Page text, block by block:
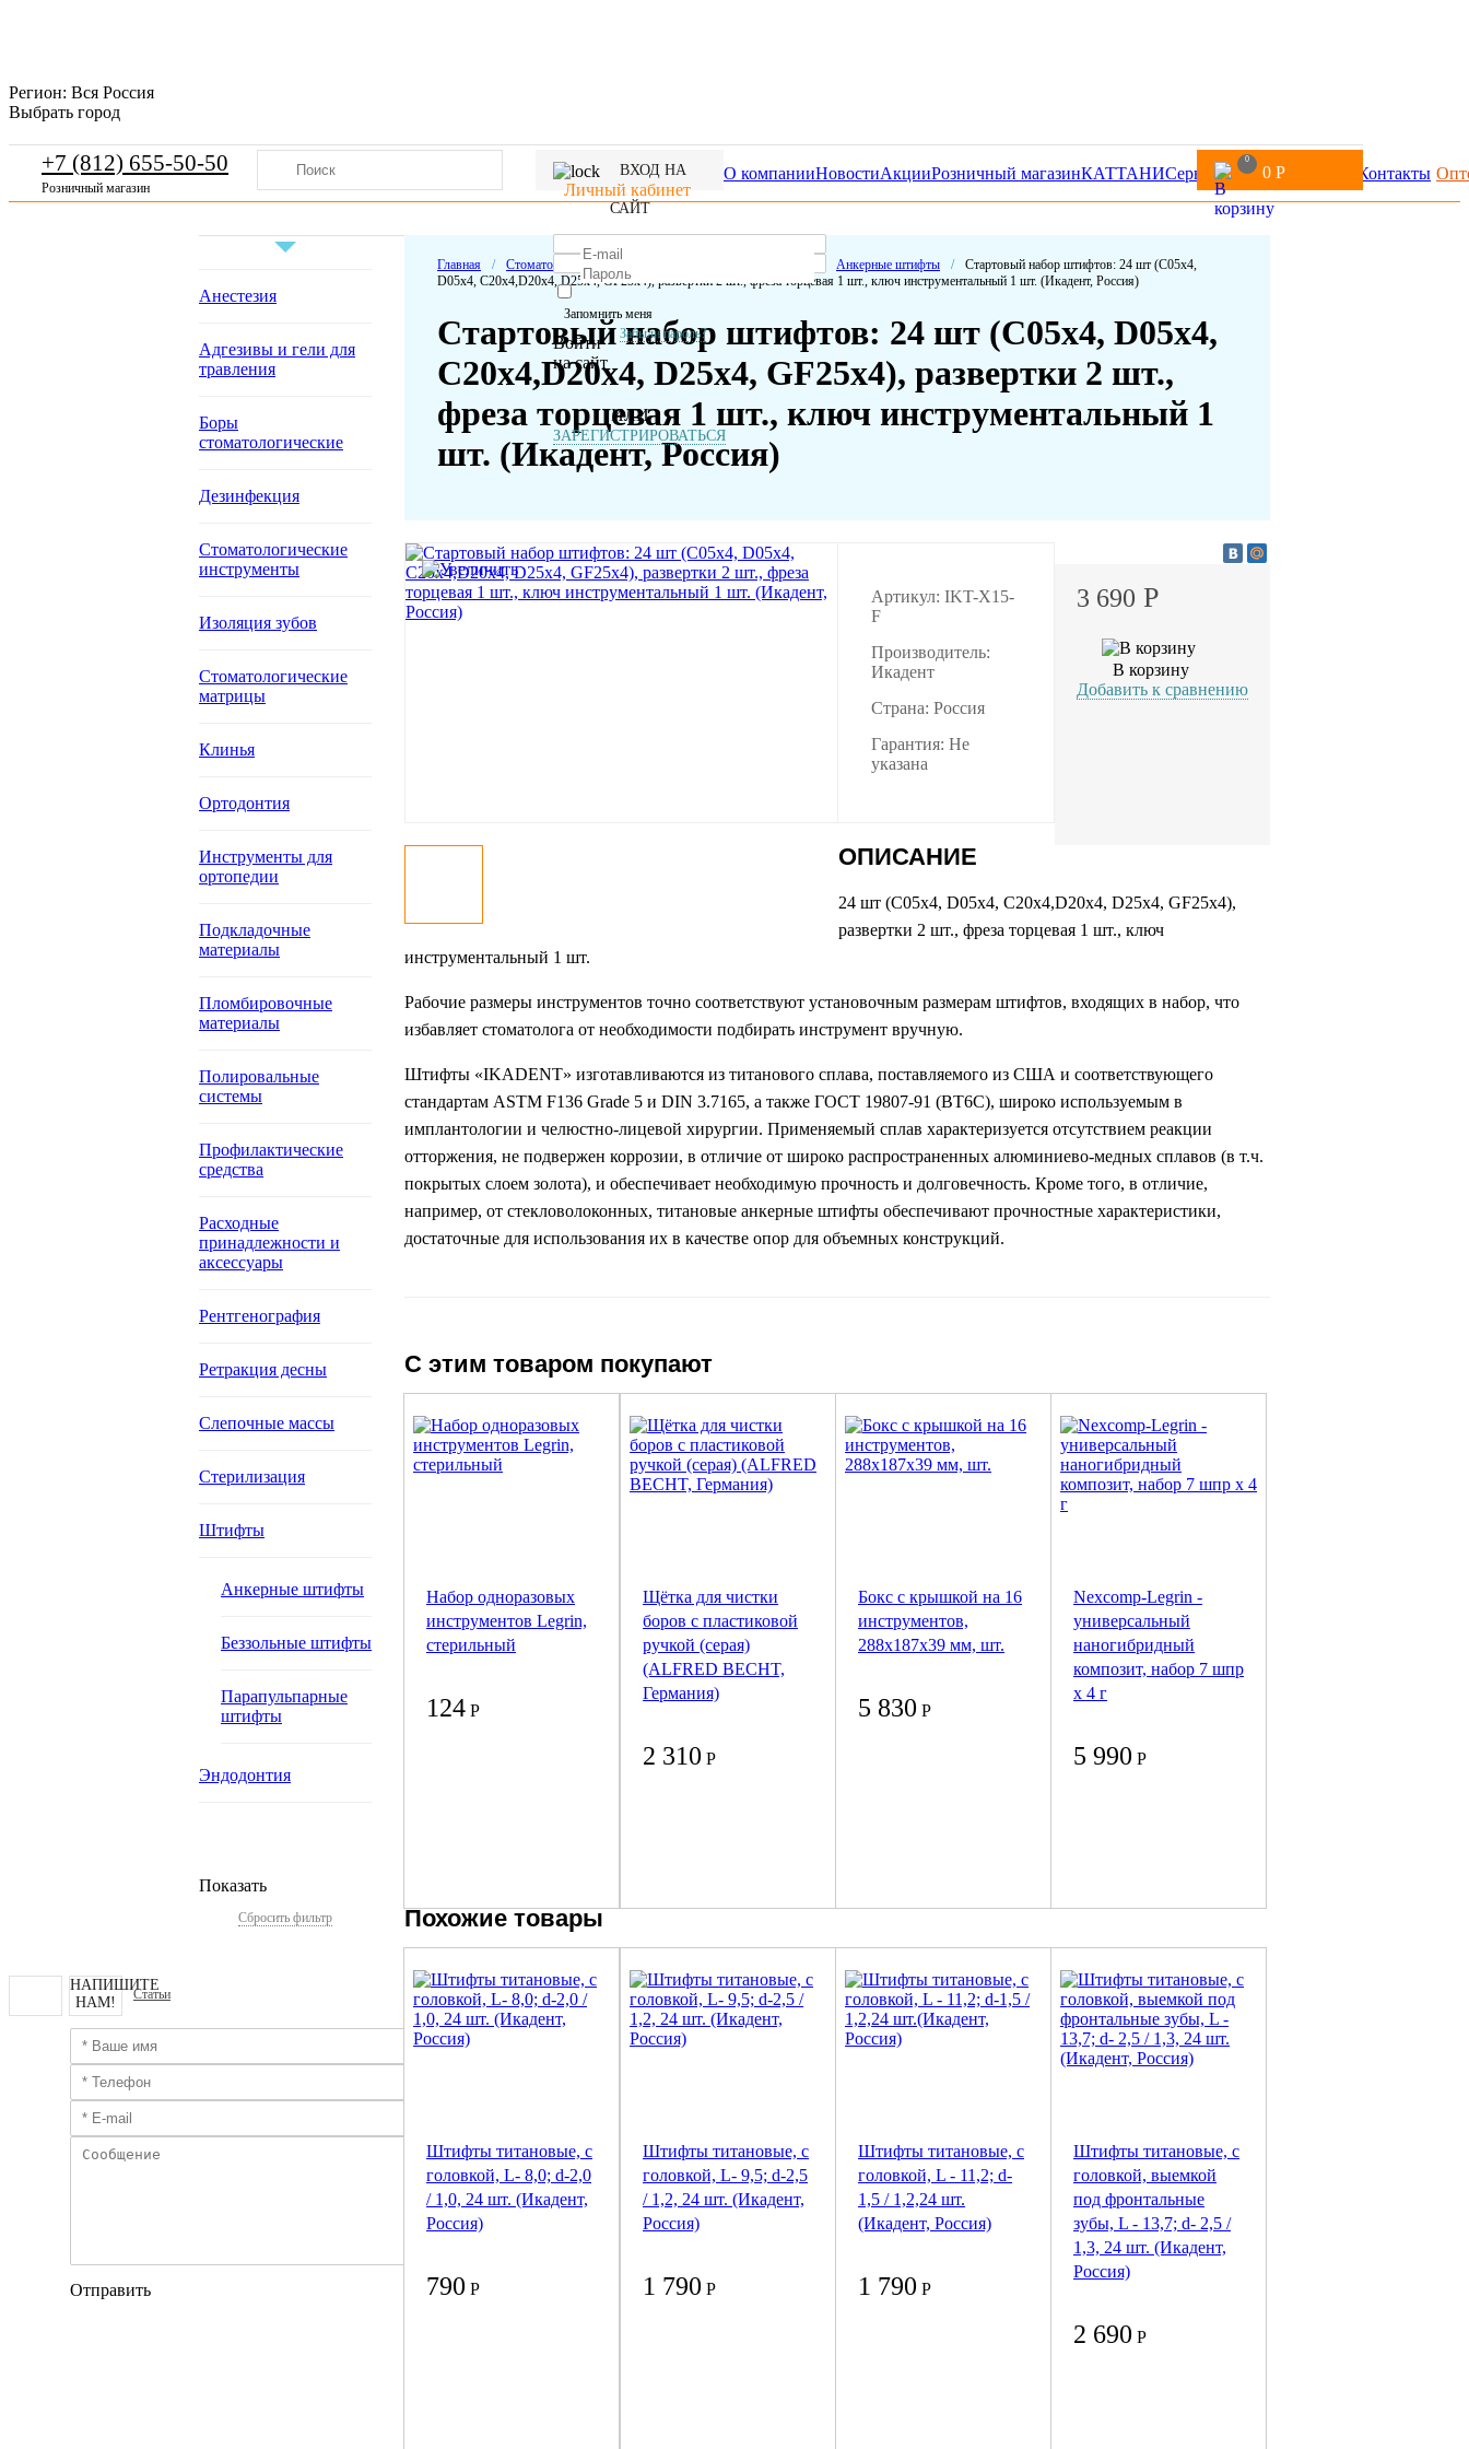
Регион: Вся Россия
Выбрать город
+7 (812) 655-50-50
Розничный магазин Личный кабинет
ВХОД НА
САЙТ
Запомнить меня
Забыли пароль?
Войти
на сайт
ИЛИ
ЗАРЕГИСТРИРОВАТЬСЯ
0
0 Р
О компанииНовостиАкцииРозничный магазинКАТТАНИСервисДоставка и оплата Контакты
Анестезия
Адгезивы и гели для
травления
Боры
стоматологические
Дезинфекция
Стоматологические
инструменты
Изоляция зубов
Стоматологические
матрицы
Клинья
Ортодонтия
Инструменты для
ортопедии
Подкладочные
материалы
Пломбировочные
материалы
Полировальные
системы
Профилактические
средства
Расходные
принадлежности и
аксессуары
Рентгенография
Ретракция десны
Слепочные массы
Стерилизация
Штифты
Анкерные штифты
Беззольные штифты
Парапульпарные
штифты
Эндодонтия
Показать
Сбросить фильтр
Главная / Стоматологические расходные материалы Анкерные штифты /
Стартовый набор штифтов: 24 шт (С05х4,
D05х4, С20х4,D20х4, D25х4, GF25х4), развертки 2 шт., фреза торцевая 1 шт., ключ инструментальный 1 шт. (Икадент, Россия)
Стартовый набор штифтов: 24 шт (С05х4, D05х4,
С20х4,D20х4, D25х4, GF25х4), развертки 2 шт.,
фреза торцевая 1 шт., ключ инструментальный 1
шт. (Икадент, Россия)
Артикул: IKT-X15-
F
Производитель:
Икадент
Страна: Россия
Гарантия: Не
указана
3 690 Р
В корзину
Добавить к сравнению
ОПИСАНИЕ
24 шт (С05х4, D05х4, С20х4,D20х4, D25х4, GF25х4),
развертки 2 шт., фреза торцевая 1 шт., ключ
инструментальный 1 шт.
Рабочие размеры инструментов точно соответствуют установочным размерам штифтов, входящих в набор, что
избавляет стоматолога от необходимости подбирать инструмент вручную.
Штифты «IKADENT» изготавливаются из титанового сплава, поставляемого из США и соответствующего
стандартам ASTM F136 Grade 5 и DIN 3.7165, а также ГОСТ 19807-91 (ВТ6С), широко используемым в
имплантологии и челюстно-лицевой хирургии. Применяемый сплав характеризуется отсутствием реакции
отторжения, не подвержен коррозии, в отличие от широко распространенных алюминиево-медных сплавов (в т.ч.
покрытых слоем золота), и обеспечивает необходимую прочность и долговечность. Кроме того, в отличие,
например, от стекловолоконных, титановые анкерные штифты обеспечивают прочностные характеристики,
достаточные для использования их в качестве опор для объемных конструкций.
С этим товаром покупают
Набор одноразовых
инструментов Legrin,
стерильный
124 Р
Щётка для чистки
боров с пластиковой
ручкой (серая)
(ALFRED BECHT,
Германия)
2 310 Р
Бокс с крышкой на 16
инструментов,
288x187x39 мм, шт.
5 830 Р
Nexcomp-Legrin -
универсальный
наногибридный
композит, набор 7 шпр
х 4 г
5 990 Р
Похожие товары
Штифты титановые, с
головкой, L- 8,0; d-2,0
/ 1,0, 24 шт. (Икадент,
Россия)
790 Р
Штифты титановые, с
головкой, L- 9,5; d-2,5
/ 1,2, 24 шт. (Икадент,
Россия)
1 790 Р
Штифты титановые, с
головкой, L - 11,2; d-
1,5 / 1,2,24 шт.
(Икадент, Россия)
1 790 Р
Штифты титановые, с
головкой, выемкой
под фронтальные
зубы, L - 13,7; d- 2,5 /
1,3, 24 шт. (Икадент,
Россия)
2 690 Р
НАПИШИТЕ
НАМ!
Отправить
Статьи